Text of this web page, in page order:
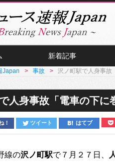
新着記事
Japan 事故 沢ノ町駅で人身事故
人身事故「電車の下に
！ ツイート はてブ
線の沢ノ町駅で７月２７日、